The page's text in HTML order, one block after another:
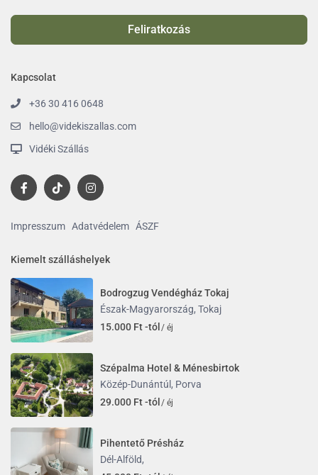
Feliratkozás
Kapcsolat
+36 30 416 0648
hello@videkiszallas.com
Vidéki Szállás
Impresszum Adatvédelem ÁSZF
Kiemelt szálláshelyek
Bodrogzug Vendégház Tokaj
Észak-Magyarország, Tokaj
15.000 Ft -tól / éj
Szépalma Hotel & Ménesbirtok
Közép-Dunántúl , Porva
29.000 Ft -tól / éj
Pihentető Présház
Dél-Alföld,